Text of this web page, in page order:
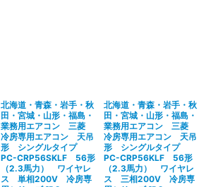
北海道・青森・岩手・秋
田・宮城・山形・福島・
業務用エアコン 三菱
冷房専用エアコン 天吊
形 シングルタイプ
PC-CRP56SKLF 56形
（2.3馬力） ワイヤレ
ス 単相200V 冷房専
北海道・青森・岩手・秋
田・宮城・山形・福島・
業務用エアコン 三菱
冷房専用エアコン 天吊
形 シングルタイプ
PC-CRP56KLF 56形
（2.3馬力） ワイヤレ
ス 三相200V 冷房専